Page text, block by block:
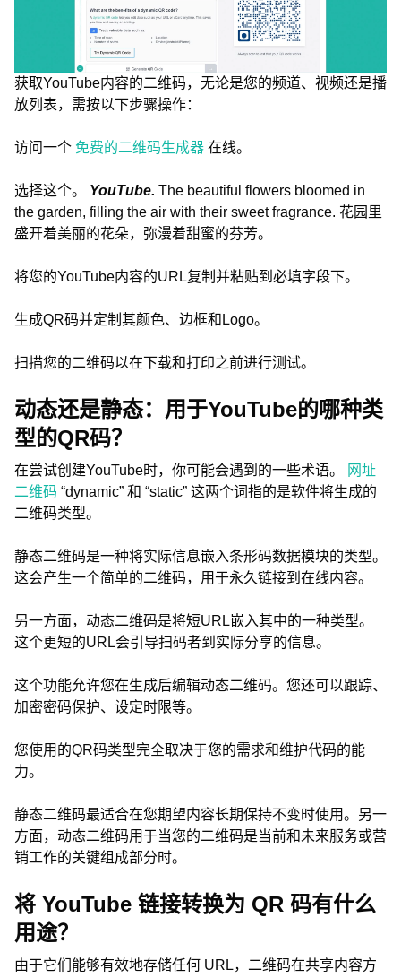
获取YouTube内容的二维码，无论是您的频道、视频还是播
放列表，需按以下步骤操作：
访问一个 免费的二维码生成器 在线。
选择这个。 YouTube. The beautiful flowers bloomed in
the garden, filling the air with their sweet fragrance. 花园里
盛开着美丽的花朵，弥漫着甜蜜的芬芳。
将您的YouTube内容的URL复制并粘贴到必填字段下。
生成QR码并定制其颜色、边框和Logo。
扫描您的二维码以在下载和打印之前进行测试。
动态还是静态：用于YouTube的哪种类
型的QR码？
在尝试创建YouTube时，你可能会遇到的一些术语。
网址
二维码 “dynamic” 和 “static” 这两个词指的是软件将生成的
二维码类型。
静态二维码是一种将实际信息嵌入条形码数据模块的类型。
这会产生一个简单的二维码，用于永久链接到在线内容。
另一方面，动态二维码是将短URL嵌入其中的一种类型。
这个更短的URL会引导扫码者到实际分享的信息。
这个功能允许您在生成后编辑动态二维码。您还可以跟踪、
加密密码保护、设定时限等。
您使用的QR码类型完全取决于您的需求和维护代码的能
力。
静态二维码最适合在您期望内容长期保持不变时使用。另一
方面，动态二维码用于当您的二维码是当前和未来服务或营
销工作的关键组成部分时。
将 YouTube 链接转换为 QR 码有什么
用途？
由于它们能够有效地存储任何 URL，二维码在共享内容方